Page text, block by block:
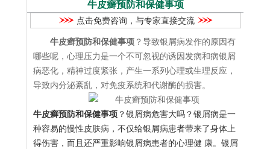
牛皮癣预防和保健事项
点击免费咨询，与专家直接交流
牛皮癣预防和保健事项 ？导致银屑病发作的原因有
哪些呢，心理压力是一个不可忽视的诱因发病和病银屑
病恶化，精神过度紧张，产生一系列心理或生理反应，
导致内分泌紊乱，对免疫系统和代谢酶的损害。
牛皮癣预防和保健事项 ？银屑病危害大吗？银屑病是一
种容易的慢性皮肤病，不仅给银屑病患者带来了身体上
得伤害，而且还严重影响银屑病患者的心理健 康。银屑